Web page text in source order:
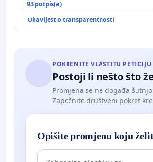
nasilja
93 potpis(a)
Obavijest o transparentnosti
POKRENITE VLASTITU PETICIJU
Postoji li nešto što
Promjena se ne događa
Započnite društveni pokret
Opišite promjenu koju